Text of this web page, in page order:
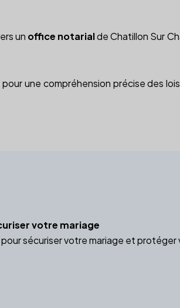
un office notarialde Chatillon Sur
une compréhension précise des
votre mariage
sécuriser votre mariage et